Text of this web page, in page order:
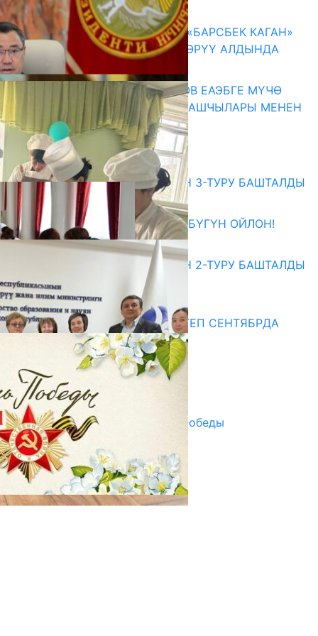
07.08.2026
КЫРГЫЗ ТАРЫХЫ ТАСМАДА: «БАРСБЕК КАГАН»
КӨРКӨМ ТАСМАСЫ ЖАРЫК КӨРҮҮ АЛДЫНДА
07.08.2026
ПРЕЗИДЕНТ САДЫР ЖАПАРОВ ЕАЭБГЕ МҮЧӨ
МАМЛЕКЕТТЕРДИН ӨКМӨТ БАШЧЫЛАРЫ МЕНЕН
ЖОЛУГУШТУ
07.08.2026
Абитуриент
ЖОЖДОРГО КАБЫЛ АЛУУНУН 3-ТУРУ БАШТАЛДЫ
27.07.2026
ӨЗҮҢДҮН КЕЛЕЧЕГИҢ ҮЧҮН БҮГҮН ОЙЛОН!
20.07.2026
ЖОЖДОРГО КАБЫЛ АЛУУНУН 2-ТУРУ БАШТАЛДЫ
20.07.2026
Медиа
СУЗАКТА 750 ОРУНДУУ МЕКТЕП СЕНТЯБРДА
ПАЙДАЛАНУУГА БЕРИЛЕТ
07.08.2025
Улуу Жеңиштин жандуу сөзү
29.04.2025
Награды в преддверии Дня Победы
29.04.2025